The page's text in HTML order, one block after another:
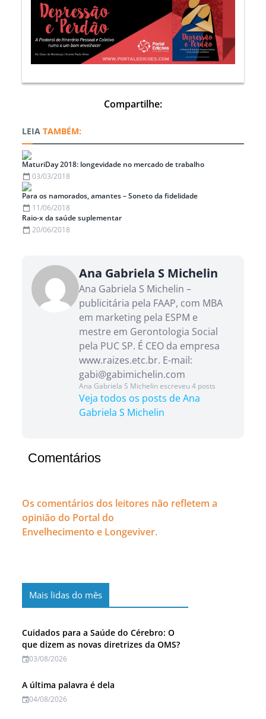
Compartilhe:
TAMBÉM:
MaturiDay 2018: longevidade no mercado de trabalho
03/03/2018
Para os namorados, amantes – Soneto da fidelidade
11/06/2018
Raio-x da saúde suplementar
20/06/2018
Ana Gabriela S Michelin
Ana Gabriela S Michelin –
publicitária pela FAAP, com MBA
em marketing pela ESPM e
mestre em Gerontologia Social
pela PUC SP. É CEO da empresa
www.raizes.etc.br. E-mail:
gabi@gabimichelin.com
Ana Gabriela S Michelin escreveu 4 posts
Veja todos os posts de Ana
Gabriela S Michelin
Comentários
Os comentários dos leitores não refletem a
opinião do Portal do
Envelhecimento e Longeviver.
Mais lidas do mês
Cuidados para a Saúde do Cérebro: O
que dizem as novas diretrizes da OMS?
03/08/2026
A última palavra é dela
04/08/2026